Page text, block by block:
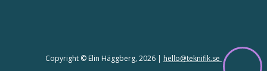
Copyright © Elin Häggberg, 2026 | hello@teknifik.se